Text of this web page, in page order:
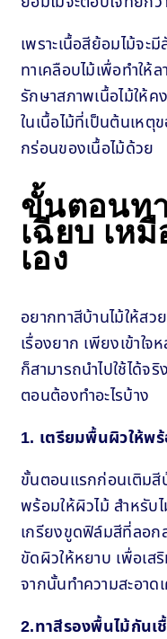
เพราะเนื้อสีย้อมไม้จะ
ทาเคลือบไม้เพื่อทำให้
รักษาสภาพเนื้อไม้ให้
ในเนื้อไม้ที่เป็นต้นเห
กร่อนของเนื้อไม้ด้วย
ขั้นตอนท
เฉียบ เห
เอง
อยากทาสีบ้านไม้ให้สว
เรื่องยาก เพียงเข้าใ
ก็สามารถนำไปใช้ได้จ
ตอนต้องทำอะไรบ้าง
1. เตรียมพื้นผิวให้พ
ขั้นตอนแรกก่อนเติมสี
พร้อมให้ผิวไม้ สำหรับ
เกรียงขูดฟิล์มสีที่ลอก
ขัดผิวให้หยาบ เพื่อเส
จากนั้นทำความสะอา
2.ทาสีรองพื้นไม้กันเ